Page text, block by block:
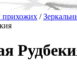
прихожих /